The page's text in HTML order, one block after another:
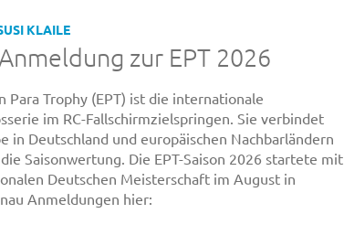
KLAILE
zur EPT 2026
Para Trophy (EPT) ist die internationale
im RC-Fallschirmzielspringen. Sie verbindet
in Deutschland und europäischen Nachbarländern
Saisonwertung. Die EPT-Saison 2026 startete mit
Deutschen Meisterschaft im August in
Anmeldungen hier: